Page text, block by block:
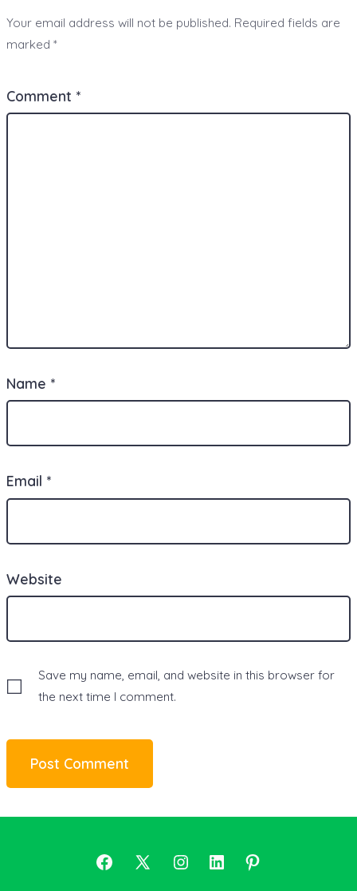
Your email address will not be published. Required fields are
marked*
Comment *
Name *
Email *
Website
Save my name, email, and website in this browser for
the next time I comment.
Open OpenOpenOpen